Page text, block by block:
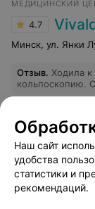
МЕДИЦИНСКИЙ
4.7
Минск, ул. Янки
Отзыв. Ходила к
кольпоскопию.
отпуска своего
лежишь на
засунуть в тебя кольпоскоп, это ненормально. И по
итогу после
аля "я не
что мне вам
"бумажку-
которая сама
посмеялась моя
Наш сайт
удобства
статистики и
рекомендаций.